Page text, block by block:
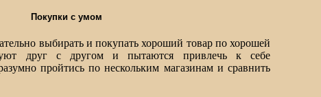
Покупки с умом
выбирать и покупать хороший товар по хорошей
друг с другом и пытаются привлечь к себе
пройтись по нескольким магазинам и сравнить